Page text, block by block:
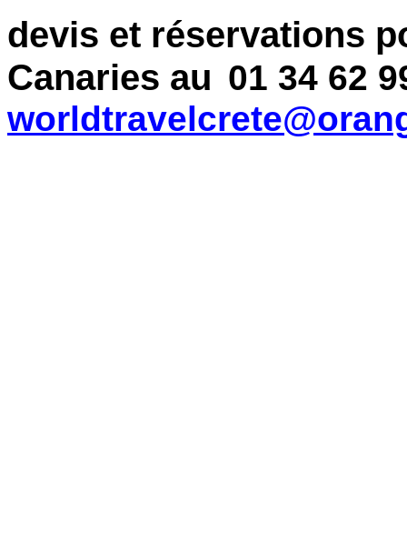
devis et réservations
Canaries au 01 34 62